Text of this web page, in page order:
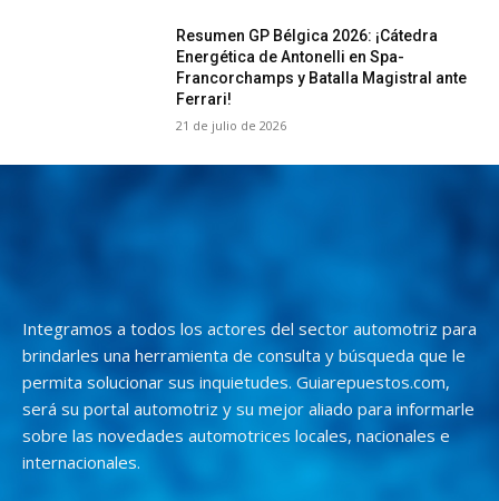
Resumen GP Bélgica 2026: ¡Cátedra
Energética de Antonelli en Spa-
Francorchamps y Batalla Magistral ante
Ferrari!
21 de julio de 2026
Integramos a todos los actores del sector automotriz para
brindarles una herramienta de consulta y búsqueda que le
permita solucionar sus inquietudes. Guiarepuestos.com,
será su portal automotriz y su mejor aliado para informarle
sobre las novedades automotrices locales, nacionales e
internacionales.